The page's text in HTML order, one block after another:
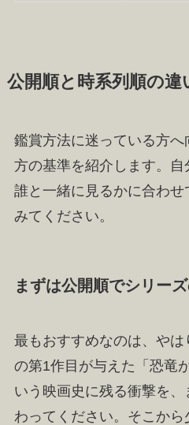
公開順と時系列順の
鑑賞方法に迷っている方
方の基準を紹介します。自
誰と一緒に見るかに合わ
みてください。
まずは公開順でシリー
最もおすすめなのは、や
の第1作目が与えた「恐竜
いう映画史に残る衝撃を
わってください。そこか